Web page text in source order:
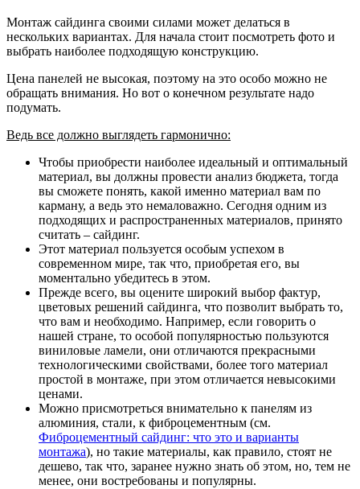
Монтаж сайдинга своими силами может делаться в
нескольких вариантах. Для начала стоит посмотреть фото и
выбрать наиболее подходящую конструкцию.
Цена панелей не высокая, поэтому на это особо можно не
обращать внимания. Но вот о конечном результате надо
подумать.
Ведь все должно выглядеть гармонично:
Чтобы приобрести наиболее идеальный и оптимальный
материал, вы должны провести анализ бюджета, тогда
вы сможете понять, какой именно материал вам по
карману, а ведь это немаловажно. Сегодня одним из
подходящих и распространенных материалов, принято
считать – сайдинг.
Этот материал пользуется особым успехом в
современном мире, так что, приобретая его, вы
моментально убедитесь в этом.
Прежде всего, вы оцените широкий выбор фактур,
цветовых решений сайдинга, что позволит выбрать то,
что вам и необходимо. Например, если говорить о
нашей стране, то особой популярностью пользуются
виниловые ламели, они отличаются прекрасными
технологическими свойствами, более того материал
простой в монтаже, при этом отличается невысокими
ценами.
Можно присмотреться внимательно к панелям из
алюминия, стали, к фиброцементным (см.
Фиброцементный сайдинг: что это и варианты
монтажа), но такие материалы, как правило, стоят не
дешево, так что, заранее нужно знать об этом, но, тем не
менее, они востребованы и популярны.